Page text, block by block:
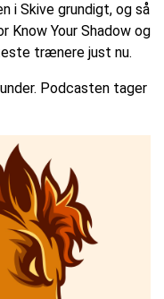
i Skive grundigt, og så
Know Your Shadow og
trænere just nu.
Podcasten tager